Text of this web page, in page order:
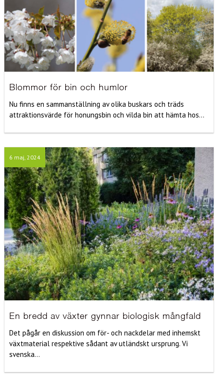
Blommor för bin och humlor
Nu finns en sammanställning av olika buskars och träds
attraktionsvärde för honungsbin och vilda bin att hämta hos...
6 maj, 2024
En bredd av växter gynnar biologisk mångfald
Det pågår en diskussion om för- och nackdelar med inhemskt
växtmaterial respektive sådant av utländskt ursprung. Vi
svenska...